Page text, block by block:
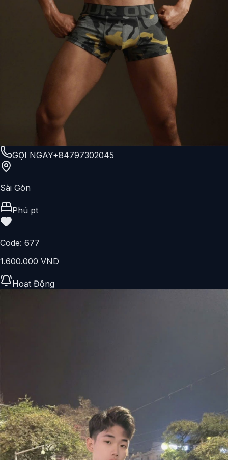
GỌI NGAY+84797302045
Sài Gòn
Phú pt
Code: 677
1.600.000 VND
Hoạt Động